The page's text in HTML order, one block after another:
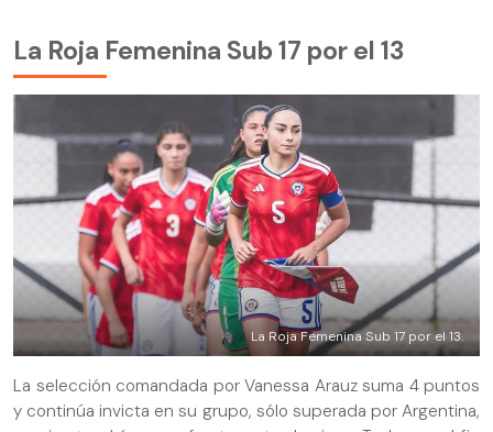
La Roja Femenina Sub 17 por el 13
La Roja Femenina Sub 17 por el 13.
La selección comandada por Vanessa Arauz suma 4 puntos
y continúa invicta en su grupo, sólo superada por Argentina,